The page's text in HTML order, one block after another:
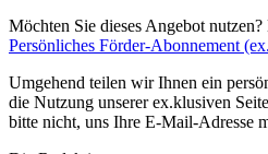
Möchten Sie dieses Angebot
Persönliches Förder-Abonnement
Umgehend teilen wir Ihnen ein
die Nutzung unserer ex.klusiven
bitte nicht, uns Ihre E-Mail-Adresse